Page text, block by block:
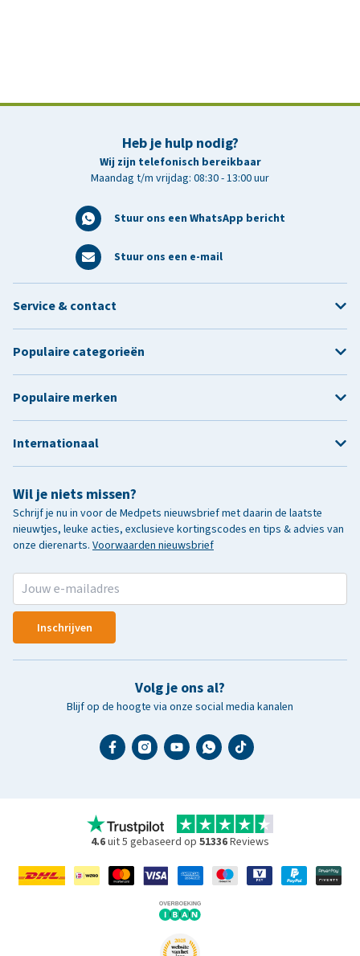
Heb je hulp nodig?
Wij zijn telefonisch bereikbaar
Maandag t/m vrijdag: 08:30 - 13:00 uur
Stuur ons een WhatsApp bericht
Stuur ons een e-mail
Wil je niets missen?
Schrijf je nu in voor de Medpets nieuwsbrief met daarin de laatste
nieuwtjes, leuke acties, exclusieve kortingscodes en tips & advies van
onze dierenarts. Voorwaarden nieuwsbrief
Inschrijven
Volg je ons al?
Blijf op de hoogte via onze social media kanalen
Service & contact
Populaire categorieën
Populaire merken
Internationaal
4.6uit 5 gebaseerd op 51336Reviews